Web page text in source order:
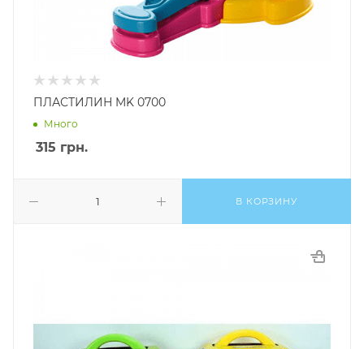
ПЛАСТИЛИН MK 0700
Много
315 грн.
В КОРЗИНУ